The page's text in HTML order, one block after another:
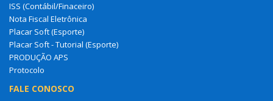
ISS (Contábil/Finaceiro)
Nota Fiscal Eletrônica
Placar Soft (Esporte)
Placar Soft - Tutorial (Esporte)
PRODUÇÃO APS
Protocolo
FALE CONOSCO